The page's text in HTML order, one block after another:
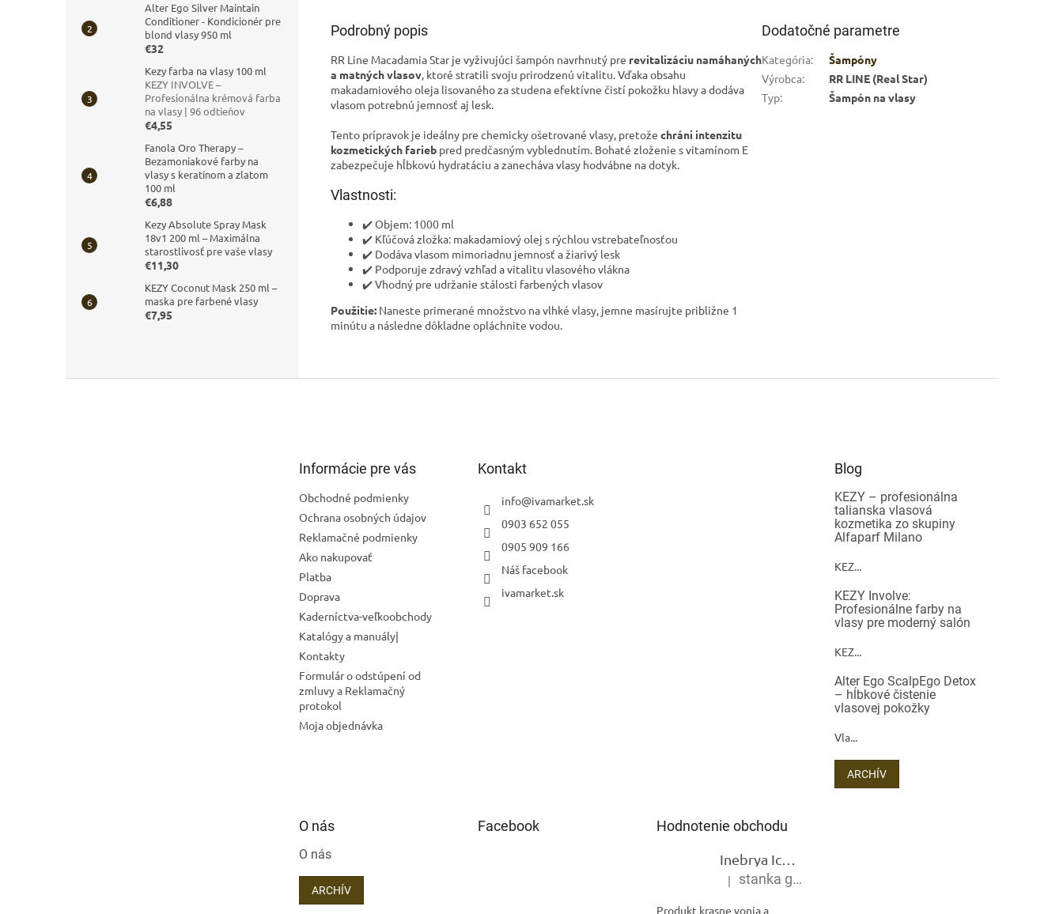
Alter Ego Silver Maintain
Conditioner - Kondicionér pre
blond vlasy 950 ml
€32
Kezy farba na vlasy 100 ml
KEZY INVOLVE –
Profesionálna krémová farba
na vlasy | 96 odtieňov
€4,55
Fanola Oro Therapy –
Bezamoniakové farby na
vlasy s keratínom a zlatom
100 ml
€6,88
Kezy Absolute Spray Mask
18v1 200 ml – Maximálna
starostlivosť pre vaše vlasy
€11,30
KEZY Coconut Mask 250 ml –
maska pre farbené vlasy
€7,95
Podrobný popis
RR Line Macadamia Star je vyživujúci šampón navrhnutý pre revitalizáciu namáhaných
a matných vlasov, ktoré stratili svoju prirodzenú vitalitu. Vďaka obsahu
makadamiového oleja lisovaného za studena efektívne čistí pokožku hlavy a dodáva
vlasom potrebnú jemnosť aj lesk.
Tento prípravok je ideálny pre chemicky ošetrované vlasy, pretože chráni intenzitu
kozmetických farieb pred predčasným vyblednutím. Bohaté zloženie s vitamínom E
zabezpečuje hĺbkovú hydratáciu a zanecháva vlasy hodvábne na dotyk.
Vlastnosti:
✔️ Objem: 1000 ml
✔️ Kľúčová zložka: makadamiový olej s rýchlou vstrebateľnosťou
✔️ Dodáva vlasom mimoriadnu jemnosť a žiarivý lesk
✔️ Podporuje zdravý vzhľad a vitalitu vlasového vlákna
✔️ Vhodný pre udržanie stálosti farbených vlasov
Použitie: Naneste primerané množstvo na vlhké vlasy, jemne masírujte približne 1
minútu a následne dôkladne opláchnite vodou.
Dodatočné parametre
Kategória:
Šampóny
Výrobca:
RR LINE (Real Star)
Typ: Šampón na vlasy
Informácie pre vás
Obchodné podmienky
Ochrana osobných údajov
Reklamačné podmienky
Ako nakupovať
Platba
Doprava
Kaderníctva-veľkoobchody
Katalógy a manuály|
Kontakty
Formulár o odstúpení od
zmluvy a Reklamačný
protokol
Moja objednávka
Kontakt
info@ivamarket.sk
0903 652 055
0905 909 166
Náš facebook
ivamarket.sk
Blog
KEZY – profesionálna
talianska vlasová
kozmetika zo skupiny
Alfaparf Milano
KEZ...
KEZY Involve:
Profesionálne farby na
vlasy pre moderný salón
KEZ...
Alter Ego ScalpEgo Detox
– hĺbkové čistenie
vlasovej pokožky
Vla...
ARCHÍV
O nás
O nás
ARCHÍV
Facebook
Hodnotenie obchodu
Inebrya Ice Cream Keratin Restructuring Mask – reštrukturalizačná maska s keratínom 1000 ml
Hodnotenie produktu je 5 z 5 hviezdičiek.
| stanka gramblickova
Produkt krasne vonia a